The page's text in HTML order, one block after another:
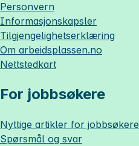
Personvern
Informasjonskapsler
Tilgjengelighetserklæring
Om arbeidsplassen.no
Nettstedkart
For jobbsøkere
Nyttige artikler for jobbsøkere
Spørsmål og svar